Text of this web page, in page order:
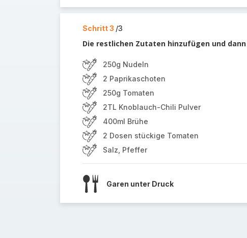
Schritt 3 /3
Die restlichen Zutaten hinzufügen und
250g Nudeln
2 Paprikaschoten
250g Tomaten
2TL Knoblauch-Chili Pulver
400ml Brühe
2 Dosen stückige Tomaten
Salz, Pfeffer
Garen unter Druck